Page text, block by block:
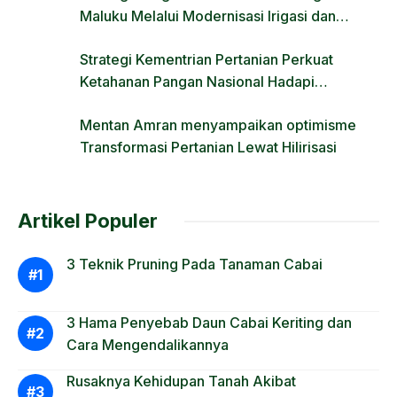
Maluku Melalui Modernisasi Irigasi dan
Strategi Kementrian Pertanian Perkuat
Ketahanan Pangan Nasional Hadapi
Mentan Amran menyampaikan optimisme
Transformasi Pertanian Lewat Hilirisasi
Artikel Populer
3 Teknik Pruning Pada Tanaman Cabai
3 Hama Penyebab Daun Cabai Keriting dan
Cara Mengendalikannya
Rusaknya Kehidupan Tanah Akibat